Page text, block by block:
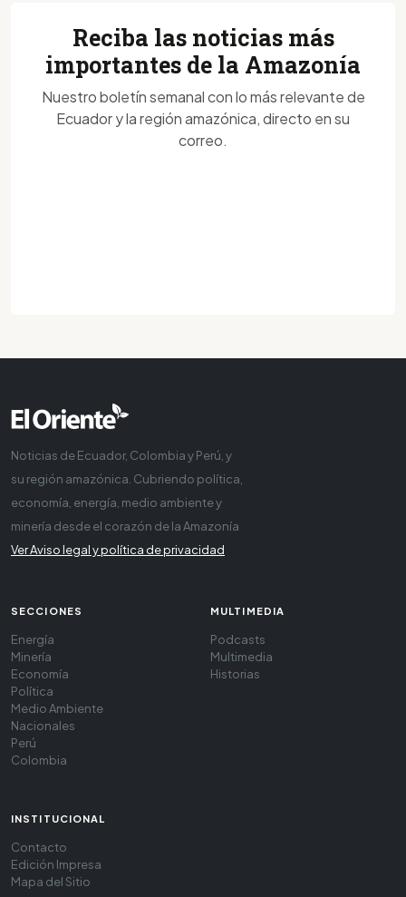
Reciba las noticias más
importantes de la Amazonía
Nuestro boletín semanal con lo más relevante de
Ecuador y la región amazónica, directo en su
correo.
Noticias de Ecuador, Colombia y Perú, y
su región amazónica. Cubriendo política,
economía, energía, medio ambiente y
minería desde el corazón de la Amazonía
Ver Aviso legal y política de privacidad
SECCIONES
Energía
Minería
Economía
Política
Medio Ambiente
Nacionales
Perú
Colombia
MULTIMEDIA
Podcasts
Multimedia
Historias
INSTITUCIONAL
Contacto
Edición Impresa
Mapa del Sitio